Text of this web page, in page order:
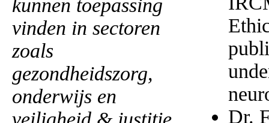
kunnen toepassing
vinden in sectoren
zoals
gezondheidszorg,
onderwijs en
Dr.